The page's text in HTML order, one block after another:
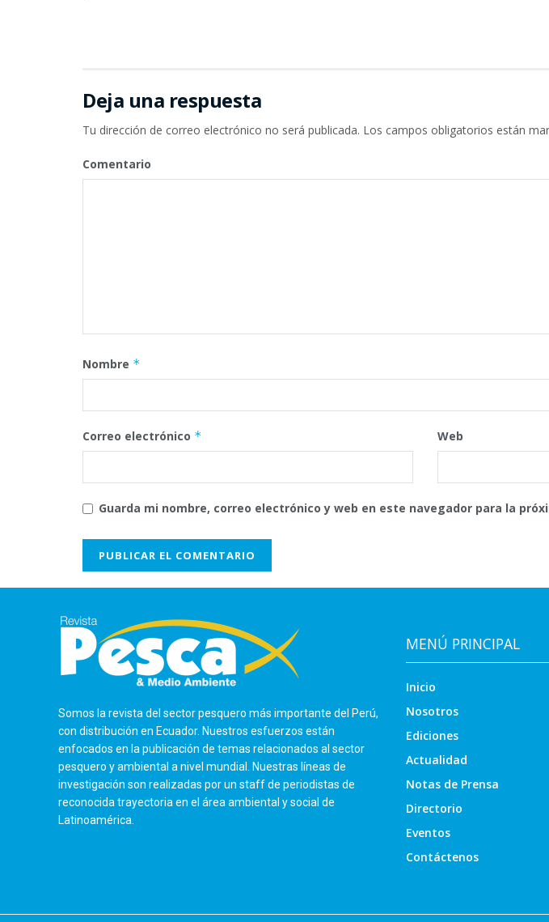
Deja una respuesta
Tu dirección de correo electrónico no será publicada. Los campos obligatorios están
Comentario
Nombre *
Correo electrónico * Web
Guarda mi nombre, correo electrónico y web en este navegador para la
Somos la revista del sector pesquero más importante del Perú,
con distribución en Ecuador. Nuestros esfuerzos están
enfocados en la publicación de temas relacionados al sector
pesquero y ambiental a nivel mundial. Nuestras líneas de
investigación son realizadas por un staff de periodistas de
reconocida trayectoria en el área ambiental y social de
Latinoamérica.
MENÚ PRINCIPAL
Inicio
Nosotros
Ediciones
Actualidad
Notas de Prensa
Directorio
Eventos
Contáctenos